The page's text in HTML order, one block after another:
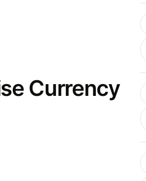
Currency